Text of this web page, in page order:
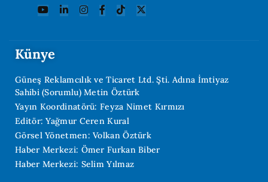
Künye
Güneş Reklamcılık ve Ticaret Ltd. Şti. Adına İmtiyaz
Sahibi (Sorumlu) Metin Öztürk
Yayın Koordinatörü: Feyza Nimet Kırmızı
Editör: Yağmur Ceren Kural
Görsel Yönetmen: Volkan Öztürk
Haber Merkezi: Ömer Furkan Biber
Haber Merkezi: Selim Yılmaz